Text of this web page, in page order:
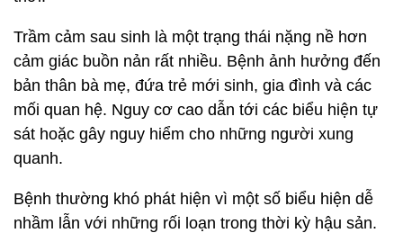
Trầm cảm sau sinh là một trạng thái nặng nề hơn
cảm giác buồn nản rất nhiều. Bệnh ảnh hưởng đến
bản thân bà mẹ, đứa trẻ mới sinh, gia đình và các
mối quan hệ. Nguy cơ cao dẫn tới các biểu hiện tự
sát hoặc gây nguy hiểm cho những người xung
quanh.
Bệnh thường khó phát hiện vì một số biểu hiện dễ
nhầm lẫn với những rối loạn trong thời kỳ hậu sản.